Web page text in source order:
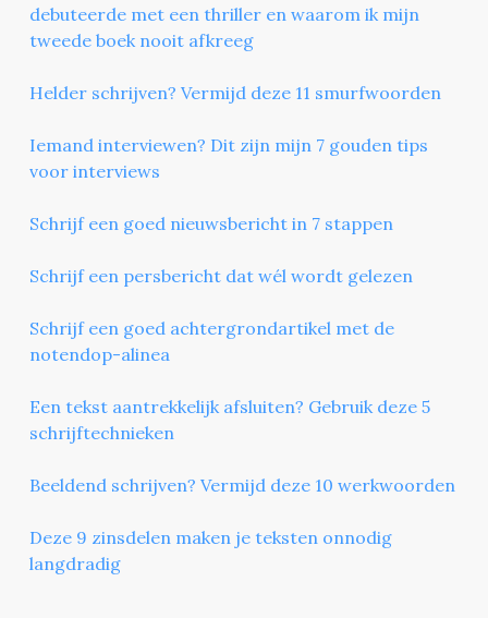
debuteerde met een thriller en waarom ik mijn
tweede boek nooit afkreeg
Helder schrijven? Vermijd deze 11 smurfwoorden
Iemand interviewen? Dit zijn mijn 7 gouden tips
voor interviews
Schrijf een goed nieuwsbericht in 7 stappen
Schrijf een persbericht dat wél wordt gelezen
Schrijf een goed achtergrondartikel met de
notendop-alinea
Een tekst aantrekkelijk afsluiten? Gebruik deze 5
schrijftechnieken
Beeldend schrijven? Vermijd deze 10 werkwoorden
Deze 9 zinsdelen maken je teksten onnodig
langdradig